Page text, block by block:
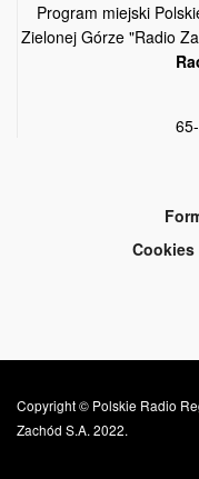
Program miejski
Zielonej Górze "Radio
Copyright © Polskie Radio
Zachód S.A. 2022.